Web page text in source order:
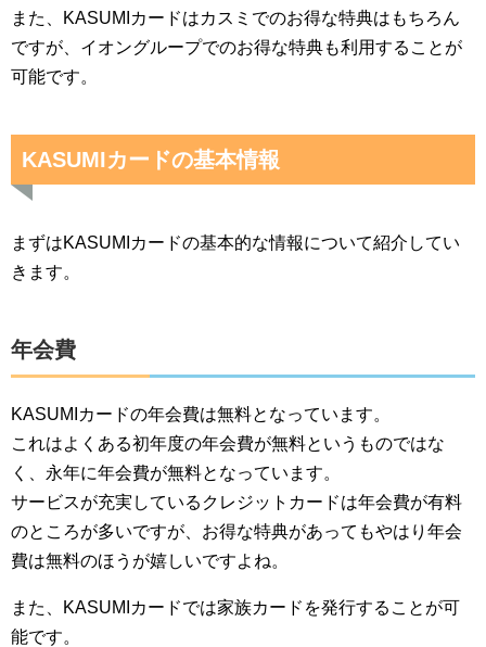
また、KASUMIカードはカスミでのお得な特典はもちろん
ですが、イオングループでのお得な特典も利用することが
可能です。
KASUMIカードの基本情報
まずはKASUMIカードの基本的な情報について紹介してい
きます。
年会費
KASUMIカードの年会費は無料となっています。
これはよくある初年度の年会費が無料というものではな
く、永年に年会費が無料となっています。
サービスが充実しているクレジットカードは年会費が有料
のところが多いですが、お得な特典があってもやはり年会
費は無料のほうが嬉しいですよね。
また、KASUMIカードでは家族カードを発行することが可
能です。